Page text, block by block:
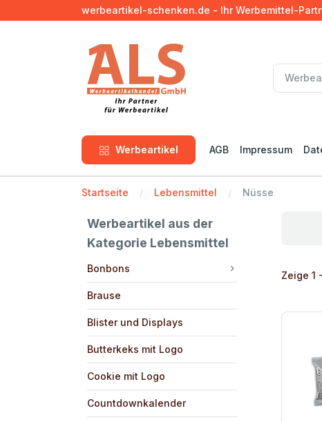
werbeartikel-schenken.de - Ihr Werbemittel-
Werbeartikel AGB Impressum
Startseite Lebensmittel Nüsse
Werbeartikel aus der
Kategorie Lebensmittel
Bonbons
Brause
Blister und Displays
Butterkeks mit Logo
Cookie mit Logo
Countdownkalender
Zeige 1